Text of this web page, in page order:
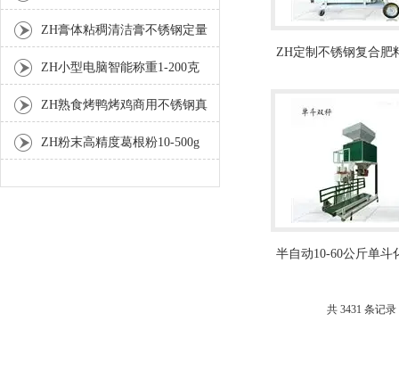
测机
ZH膏体粘稠清洁膏不锈钢定量
灌装机厂家
ZH小型电脑智能称重1-200克
分装机
ZH熟食烤鸭烤鸡商用不锈钢真
空包装机
ZH粉末高精度葛根粉10-500g
ZH定制不锈钢复合肥
半自动10-60公斤单斗
共 3431 条记